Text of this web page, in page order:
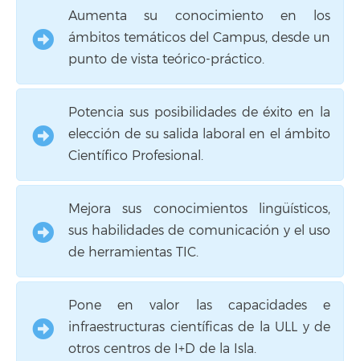
Aumenta su conocimiento en los
ámbitos temáticos del Campus, desde un
punto de vista teórico-práctico.
Potencia sus posibilidades de éxito en la
elección de su salida laboral en el ámbito
Científico Profesional.
Mejora sus conocimientos lingüísticos,
sus habilidades de comunicación y el uso
de herramientas TIC.
Pone en valor las capacidades e
infraestructuras científicas de la ULL y de
otros centros de I+D de la Isla.